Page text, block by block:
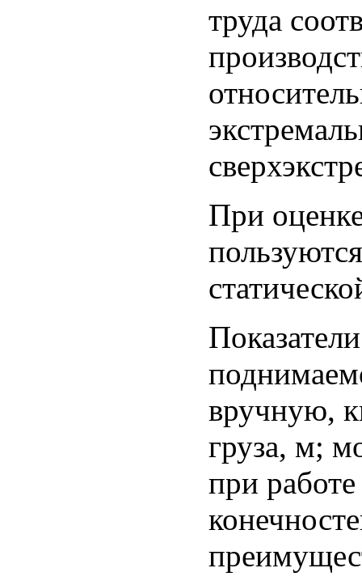
труда
При
вручную,
груза, м;
при